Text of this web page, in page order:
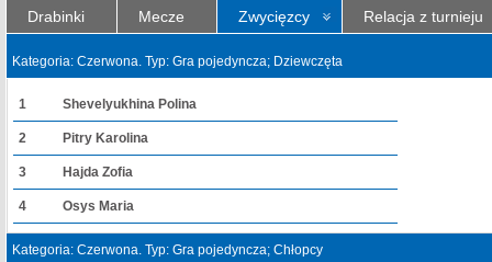
Drabinki Mecze Zwycięzcy Relacja z turnieju
Kategoria: Czerwona. Typ: Gra pojedyncza; Dziewczęta
1 Shevelyukhina Polina
2 Pitry Karolina
3 Hajda Zofia
4 Osys Maria
Kategoria: Czerwona. Typ: Gra pojedyncza; Chłopcy